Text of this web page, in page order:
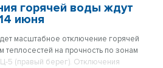
горячей воды ждут
июня
масштабное отключение горячей
теплосестей на прочность по зонам
5 (правый берег). Отключения